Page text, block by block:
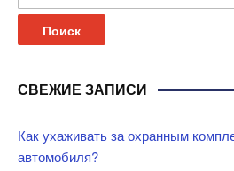
СВЕЖИЕ ЗАПИСИ
Как ухаживать за охранным
автомобиля?